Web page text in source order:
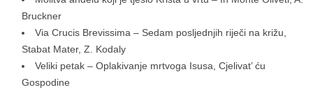
Bruckner
Via Crucis Brevissima – Sedam posljednjih riječi na križu,
Stabat Mater, Z. Kodaly
Veliki petak – Oplakivanje mrtvoga Isusa, Cjelivat’ ću
Gospodine